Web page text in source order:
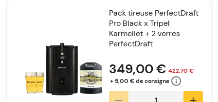
Pack tireuse PerfectDraft
Pro Black x Tripel
Karmeliet + 2 verres
PerfectDraft
349,00 € 422,70 €
+ 5,00 € de consigne